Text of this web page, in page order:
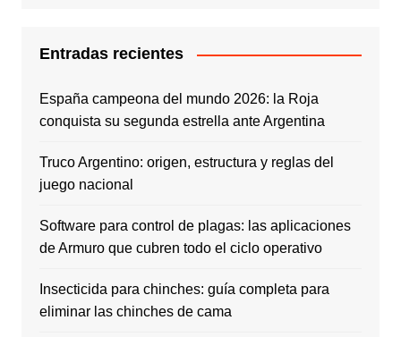
Entradas recientes
España campeona del mundo 2026: la Roja
conquista su segunda estrella ante Argentina
Truco Argentino: origen, estructura y reglas del
juego nacional
Software para control de plagas: las aplicaciones
de Armuro que cubren todo el ciclo operativo
Insecticida para chinches: guía completa para
eliminar las chinches de cama